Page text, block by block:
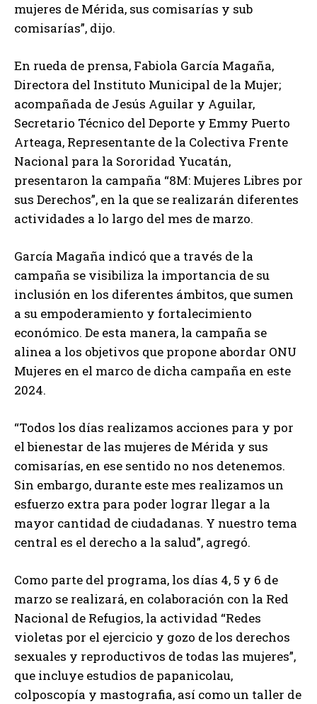
mujeres de Mérida, sus comisarías y sub
comisarías”, dijo.
En rueda de prensa, Fabiola García Magaña,
Directora del Instituto Municipal de la Mujer;
acompañada de Jesús Aguilar y Aguilar,
Secretario Técnico del Deporte y Emmy Puerto
Arteaga, Representante de la Colectiva Frente
Nacional para la Sororidad Yucatán,
presentaron la campaña “8M: Mujeres Libres por
sus Derechos”, en la que se realizarán diferentes
actividades a lo largo del mes de marzo.
García Magaña indicó que a través de la
campaña se visibiliza la importancia de su
inclusión en los diferentes ámbitos, que sumen
a su empoderamiento y fortalecimiento
económico. De esta manera, la campaña se
alinea a los objetivos que propone abordar ONU
Mujeres en el marco de dicha campaña en este
2024.
“Todos los días realizamos acciones para y por
el bienestar de las mujeres de Mérida y sus
comisarías, en ese sentido no nos detenemos.
Sin embargo, durante este mes realizamos un
esfuerzo extra para poder lograr llegar a la
mayor cantidad de ciudadanas. Y nuestro tema
central es el derecho a la salud”, agregó.
Como parte del programa, los días 4, 5 y 6 de
marzo se realizará, en colaboración con la Red
Nacional de Refugios, la actividad “Redes
violetas por el ejercicio y gozo de los derechos
sexuales y reproductivos de todas las mujeres”,
que incluye estudios de papanicolau,
colposcopía y mastografia, así como un taller de